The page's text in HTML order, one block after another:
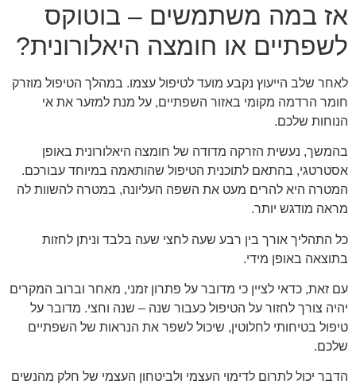
אז במה משתמשים – בוטוקס
לשפתיים או חומצה היאלורונית?
לאחר שלב הייעוץ נקבע מועד לטיפול עצמו. במהלך הטיפול מוזרק
חומר הרדמה מקומי באזור השפתיים, על מנת למזער את אי
הנוחות שלכם.
בהמשך, נעשית הזרקה מדודה של חומצה היאלורונית באופן
אסטרטגי, בהתאם לתוכנית הטיפול שהותאמה במיוחד עבורכם.
המטרה היא להרים מעט את השפה העליונה, במטרה להשוות לה
מראה מודגש יותר.
כל התהליך אורך בין רבע שעה לחצי שעה בלבד וניתן לחזות
בתוצאה באופן מידי.
עם זאת, כדאי לציין כי מדובר על פתרון זמני, מאחר וברוב המקרים
יהיה צורך לחזור על הטיפול כעבור שנה – שנה וחצי. מדובר על
טיפול בטיחותי לחלוטין, שיכול לשפר את הנראות של השפתיים
שלכם.
הדבר יכול לתרום לדימוי העצמי ולביטחון העצמי של חלק מהנשים